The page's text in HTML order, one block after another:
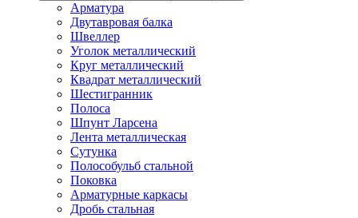
Арматура
Двутавровая балка
Швеллер
Уголок металлический
Круг металлический
Квадрат металлический
Шестигранник
Полоса
Шпунт Ларсена
Лента металлическая
Сутунка
Полособульб стальной
Поковка
Арматурные каркасы
Дробь стальная